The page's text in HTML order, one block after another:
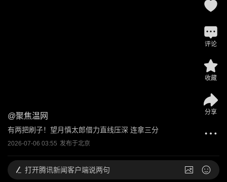
@聚焦温网
有两把刷子！望月慎太郎借力直线压深 连拿三分
2026-07-06 03:55 发布于北京
评论
收藏
分享
打开腾讯新闻客户端说两句